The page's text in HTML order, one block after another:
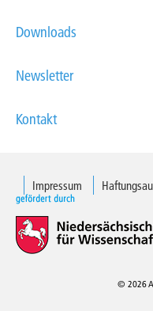
Downloads
Newsletter
Kontakt
Impressum
© 2026